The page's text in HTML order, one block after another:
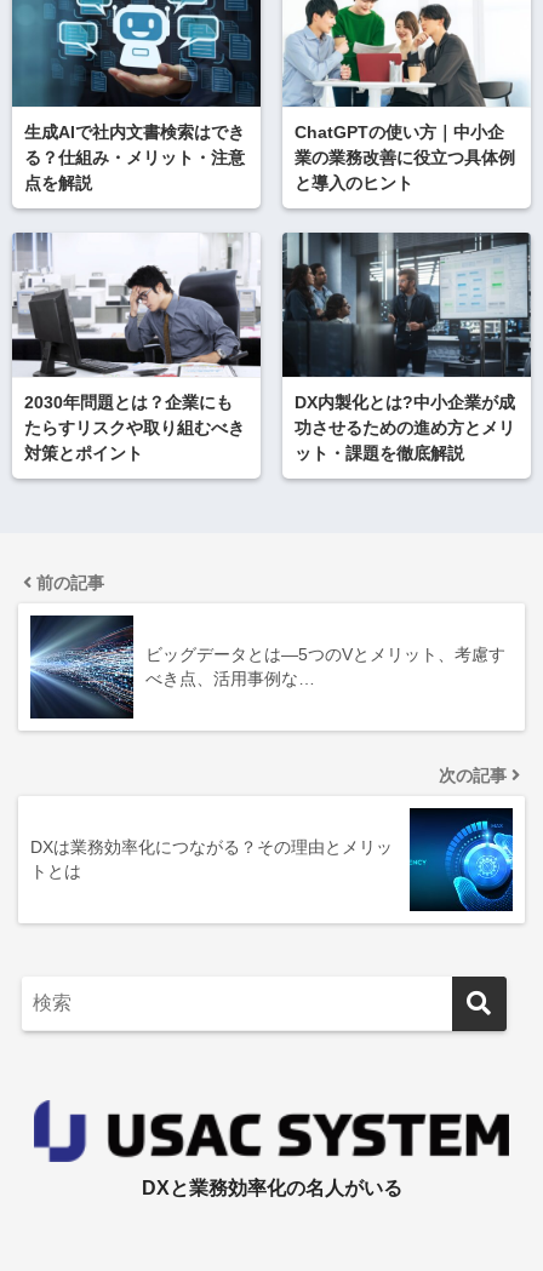
生成AIで社内文書検索はでき
る？仕組み・メリット・注意
点を解説
ChatGPTの使い方｜中小企
業の業務改善に役立つ具体例
と導入のヒント
2030年問題とは？企業にも
たらすリスクや取り組むべき
対策とポイント
DX内製化とは?中小企業が成
功させるための進め方とメリ
ット・課題を徹底解説
前の記事
ビッグデータとは―5つのVとメリット、考慮す
べき点、活用事例な…
次の記事
DXは業務効率化につながる？その理由とメリッ
トとは
DXと業務効率化の名人がいる